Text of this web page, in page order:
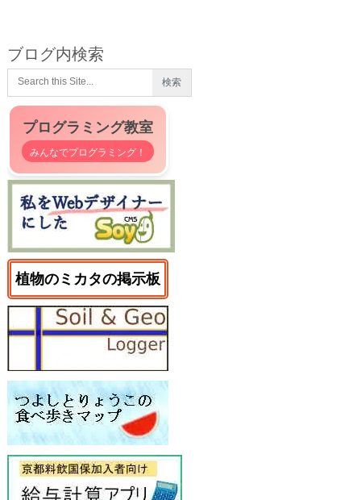
ブログ内検索
プログラミング教室
みんなでプログラミング！
植物のミカタの掲示板